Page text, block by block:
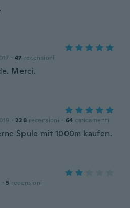
· 47 recensioni
Merci.
· 228 recensioni · 64 caricamenti
Spule mit 1000m kaufen.
· 5 recensioni